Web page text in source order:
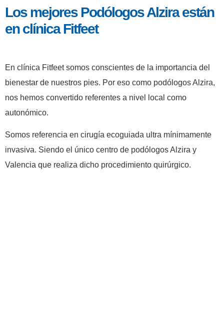
contenido
Los mejores Podólogos Alzira están
en clínica Fitfeet
En clínica Fitfeet somos conscientes de la importancia del
bienestar de nuestros pies. Por eso como podólogos Alzira,
nos hemos convertido referentes a nivel local como
autonómico.
Somos referencia en cirugía ecoguiada ultra mínimamente
invasiva. Siendo el único centro de podólogos Alzira y
Valencia que realiza dicho procedimiento quirúrgico.